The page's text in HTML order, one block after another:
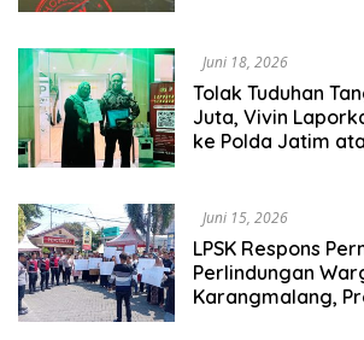
Juni 18, 2026
Tolak Tuduhan
Juta, Vivin
ke Polda Jatim
Juni 15, 2026
LPSK Respons
Perlindungan
Karangmalang,